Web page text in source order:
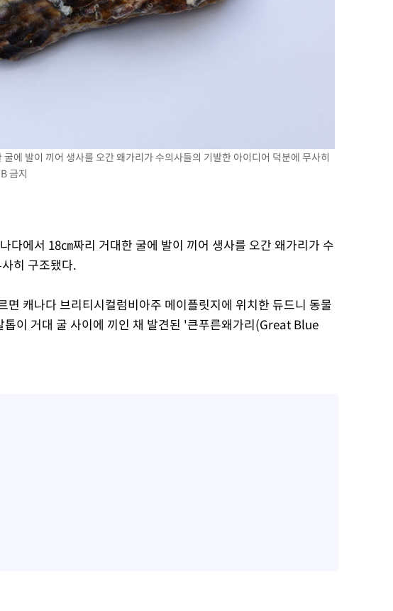
비[내일날씨]
모리 수요 선제 대
VC 입단
'5승 2무'
첫 40도
부장 기소
에 발이 끼어 생사를 오간 왜가리가 수의사들의 기발한 아이디어 덕분에 무사히
금지
다에서 18㎝짜리 거대한 굴에 발이 끼어 생사를 오간 왜가리가 수
히 구조됐다.
면 캐나다 브리티시컬럼비아주 메이플릿지에 위치한 듀드니 동물
톱이 거대 굴 사이에 끼인 채 발견된 '큰푸른왜가리(Great Blue